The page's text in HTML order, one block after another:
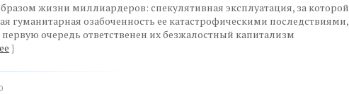
жизни миллиардеров: спекулятивная эксплуатация, за которой
гуманитарная озабоченность ее катастрофическими последствиями,
первую очередь ответственен их безжалостный капитализм
}